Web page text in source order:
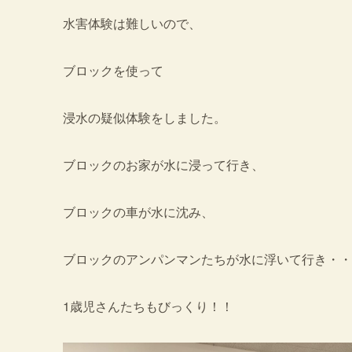
水害体験は難しいので、
ブロックを使って
浸水の疑似体験をしました。
ブロックのお家が水に浸って行き、
ブロックの車が水に沈み、
ブロックのアンパンマンたちが水に浮いて行き・
1歳児さんたちもびっくり！！